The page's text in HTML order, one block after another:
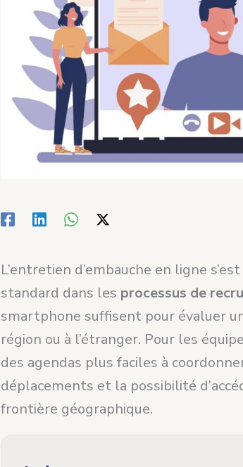
L’entretien d’embauche en ligne
standard dans les processus de
smartphone suffisent pour évaluer
région ou à l’étranger. Pour les
des agendas plus faciles à
déplacements et la possibilité
frontière géographique.